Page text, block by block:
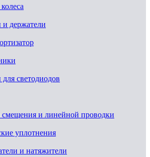
держатели
светодиодов
и линейной проводки
уплотнения
и натяжители